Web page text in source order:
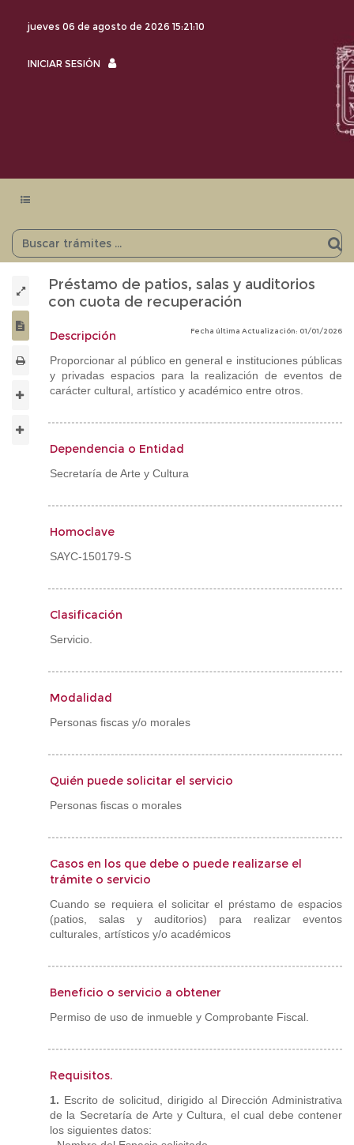
jueves 06 de agosto de 2026 15:21:10
INICIAR SESIÓN
INICIAR
Menu
Préstamo de patios, salas y auditorios
con cuota de recuperación
Fecha última Actualización: 01/01/2026
Descripción
Proporcionar al público en general e instituciones públicas
y privadas espacios para la realización de eventos de
carácter cultural, artístico y académico entre otros.
Dependencia o Entidad
Secretaría de Arte y Cultura
Homoclave
SAYC-150179-S
Clasificación
Servicio.
Modalidad
Personas fiscas y/o morales
Quién puede solicitar el servicio
Personas fiscas o morales
Casos en los que debe o puede realizarse el
trámite o servicio
Cuando se requiera el solicitar el préstamo de espacios
(patios, salas y auditorios) para realizar eventos
culturales, artísticos y/o académicos
Beneficio o servicio a obtener
Permiso de uso de inmueble y Comprobante Fiscal.
Requisitos.
1. Escrito de solicitud, dirigido al Dirección Administrativa
de la Secretaría de Arte y Cultura, el cual debe contener
los siguientes datos: